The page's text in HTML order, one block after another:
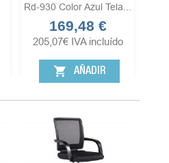
Rd-930 Color Azul Tela...
Precio
169,48 €
205,07€ IVA incluído
shopping_cart AÑADIR